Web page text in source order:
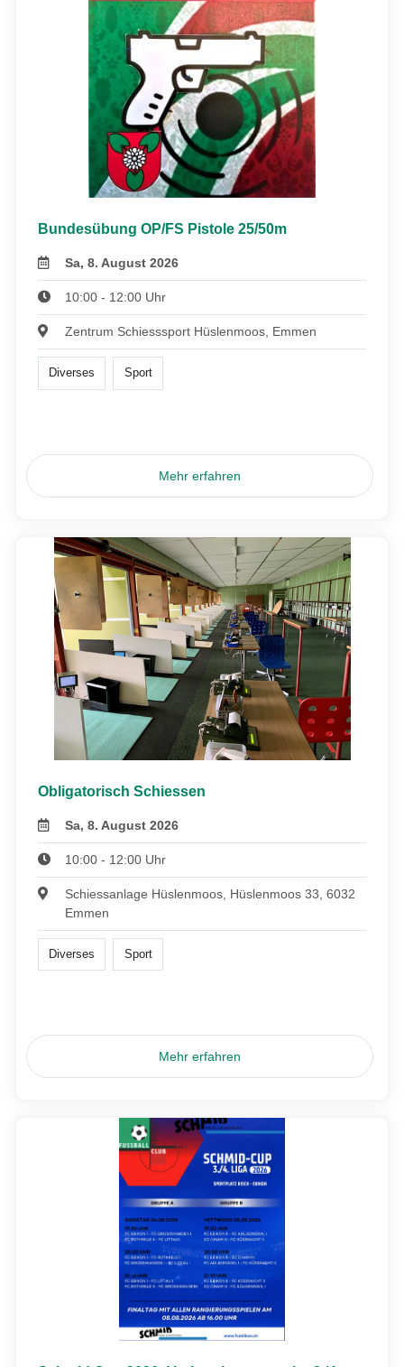
Bundesübung OP/FS Pistole 25/50m
Sa, 8. August 2026
10:00 - 12:00 Uhr
Zentrum Schiesssport Hüslenmoos, Emmen
Diverses Sport
Mehr erfahren
Obligatorisch Schiessen
Sa, 8. August 2026
10:00 - 12:00 Uhr
Schiessanlage Hüslenmoos, Hüslenmoos 33, 6032
Emmen
Diverses Sport
Mehr erfahren